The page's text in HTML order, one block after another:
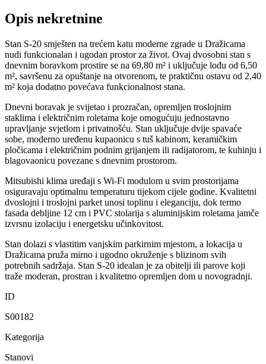
Opis nekretnine
Stan S-20 smješten na trećem katu moderne zgrade u Dražicama
nudi funkcionalan i ugodan prostor za život. Ovaj dvosobni stan s
dnevnim boravkom prostire se na 69,80 m² i uključuje lođu od 6,50
m², savršenu za opuštanje na otvorenom, te praktičnu ostavu od 2,40
m² koja dodatno povećava funkcionalnost stana.
Dnevni boravak je svijetao i prozračan, opremljen troslojnim
staklima i električnim roletama koje omogućuju jednostavno
upravljanje svjetlom i privatnošću. Stan uključuje dvije spavaće
sobe, moderno uređenu kupaonicu s tuš kabinom, keramičkim
pločicama i električnim podnim grijanjem ili radijatorom, te kuhinju i
blagovaonicu povezane s dnevnim prostorom.
Mitsubishi klima uređaji s Wi-Fi modulom u svim prostorijama
osiguravaju optimalnu temperaturu tijekom cijele godine. Kvalitetni
dvoslojni i troslojni parket unosi toplinu i eleganciju, dok termo
fasada debljine 12 cm i PVC stolarija s aluminijskim roletama jamče
izvrsnu izolaciju i energetsku učinkovitost.
Stan dolazi s vlastitim vanjskim parkirnim mjestom, a lokacija u
Dražicama pruža mirno i ugodno okruženje s blizinom svih
potrebnih sadržaja. Stan S-20 idealan je za obitelji ili parove koji
traže moderan, prostran i kvalitetno opremljen dom u novogradnji.
ID
S00182
Kategorija
Stanovi